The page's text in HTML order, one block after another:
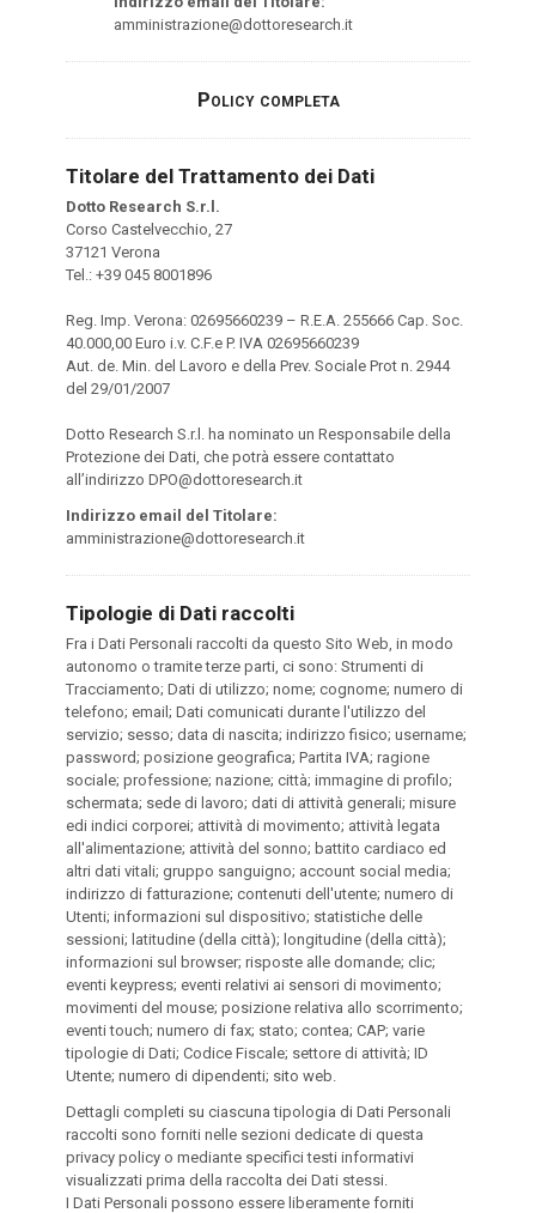
amministrazione@dottoresearch.it
Policy completa
Titolare del Trattamento dei Dati
Dotto Research S.r.l.
Corso Castelvecchio, 27
37121 Verona
Tel.: +39 045 8001896
Reg. Imp. Verona: 02695660239 – R.E.A. 255666 Cap. Soc.
40.000,00 Euro i.v. C.F.e P. IVA 02695660239
Aut. de. Min. del Lavoro e della Prev. Sociale Prot n. 2944
del 29/01/2007
Dotto Research S.r.l. ha nominato un Responsabile della
Protezione dei Dati, che potrà essere contattato
all’indirizzo DPO@dottoresearch.it
Indirizzo email del Titolare:
amministrazione@dottoresearch.it
Tipologie di Dati raccolti
Fra i Dati Personali raccolti da questo Sito Web, in modo
autonomo o tramite terze parti, ci sono: Strumenti di
Tracciamento; Dati di utilizzo; nome; cognome; numero di
telefono; email; Dati comunicati durante l'utilizzo del
servizio; sesso; data di nascita; indirizzo fisico; username;
password; posizione geografica; Partita IVA; ragione
sociale; professione; nazione; città; immagine di profilo;
schermata; sede di lavoro; dati di attività generali; misure
edi indici corporei; attività di movimento; attività legata
all'alimentazione; attività del sonno; battito cardiaco ed
altri dati vitali; gruppo sanguigno; account social media;
indirizzo di fatturazione; contenuti dell'utente; numero di
Utenti; informazioni sul dispositivo; statistiche delle
sessioni; latitudine (della città); longitudine (della città);
informazioni sul browser; risposte alle domande; clic;
eventi keypress; eventi relativi ai sensori di movimento;
movimenti del mouse; posizione relativa allo scorrimento;
eventi touch; numero di fax; stato; contea; CAP; varie
tipologie di Dati; Codice Fiscale; settore di attività; ID
Utente; numero di dipendenti; sito web.
Dettagli completi su ciascuna tipologia di Dati Personali
raccolti sono forniti nelle sezioni dedicate di questa
privacy policy o mediante specifici testi informativi
visualizzati prima della raccolta dei Dati stessi.
I Dati Personali possono essere liberamente forniti